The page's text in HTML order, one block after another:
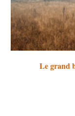
Le grand